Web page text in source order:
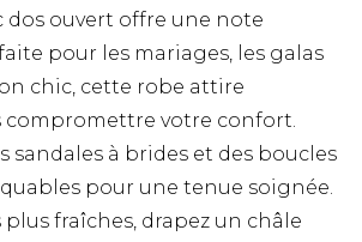
dos ouvert offre une note
pour les mariages, les galas
chic, cette robe attire
compromettre votre confort.
sandales à brides et des boucles
pour une tenue soignée.
plus fraîches, drapez un châle